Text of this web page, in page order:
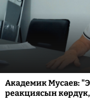
Академик Мусаев:
реакциясын көрдүк,